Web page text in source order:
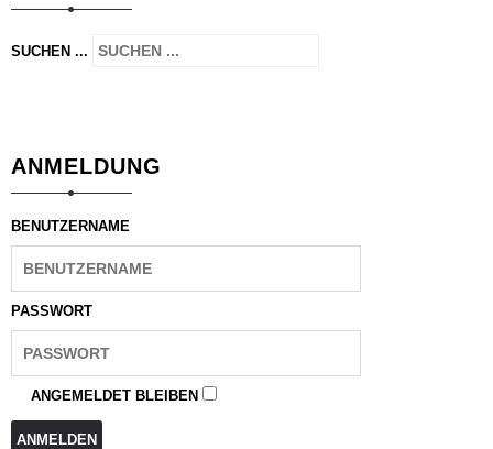
SUCHEN ...
ANMELDUNG
BENUTZERNAME
PASSWORT
ANGEMELDET BLEIBEN
ANMELDEN